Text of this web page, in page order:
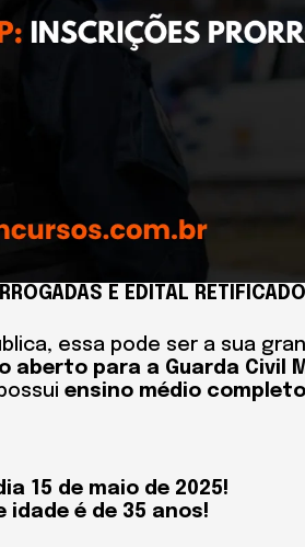
E EDITAL
essa pode ser a sua
aberto para a Guarda Civil
ensino médio completo
15 de maio de 2025!
é de 35 anos!